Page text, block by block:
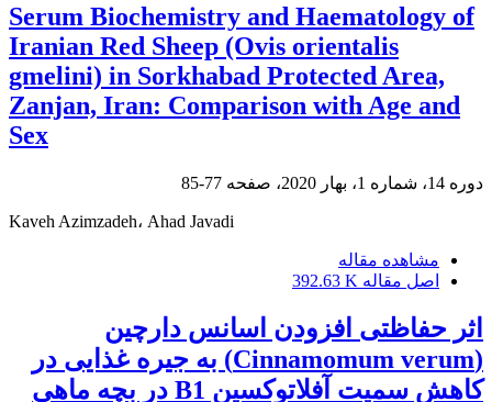
Serum Biochemistry and Haematology of
Iranian Red Sheep (Ovis orientalis
gmelini) in Sorkhabad Protected Area,
Zanjan, Iran: Comparison with Age and
Sex
دوره 14، شماره 1، بهار 2020، صفحه 77-85
Kaveh Azimzadeh، Ahad Javadi
مشاهده مقاله
اصل مقاله 392.63 K
اثر حفاظتی افزودن اسانس دارچین
(Cinnamomum verum) به جیره غذایی در
کاهش سمیت آفلاتوکسین B1 در بچه ماهی